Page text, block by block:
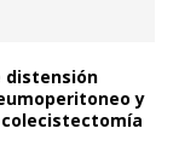
distensión
y